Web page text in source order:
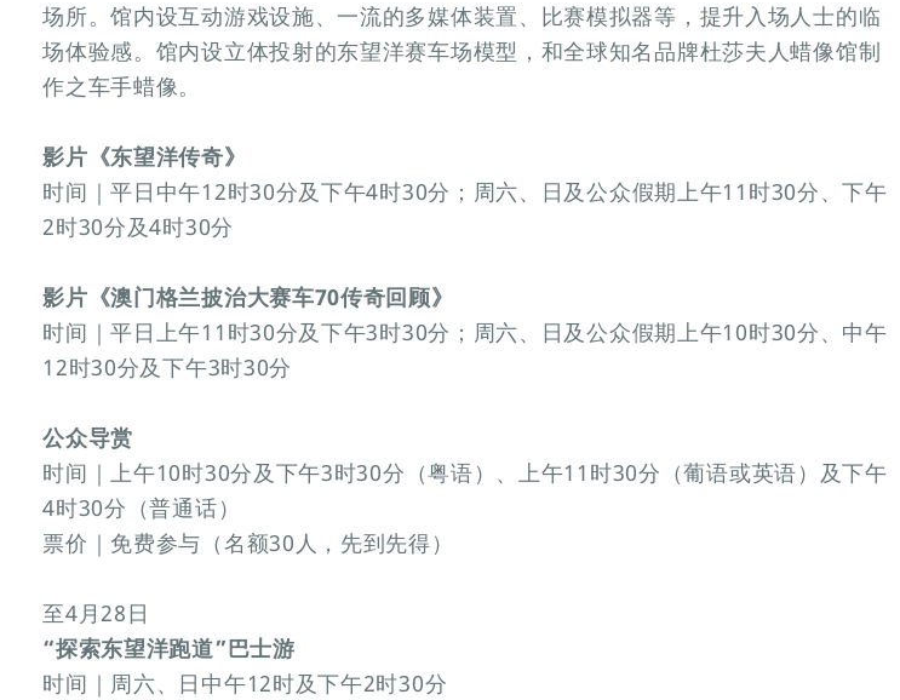
场所。馆内设互动游戏设施、一流的多媒体装置、比赛模拟器等，提升入场人士的临
场体验感。馆内设立体投射的东望洋赛车场模型，和全球知名品牌杜莎夫人蜡像馆制
作之车手蜡像。
影片《东望洋传奇》
时间｜平日中午12时30分及下午4时30分；周六、日及公众假期上午11时30分、下午
2时30分及4时30分
影片《澳门格兰披治大赛车70传奇回顾》
时间｜平日上午11时30分及下午3时30分；周六、日及公众假期上午10时30分、中午
12时30分及下午3时30分
公众导赏
时间｜上午10时30分及下午3时30分（粤语）、上午11时30分（葡语或英语）及下午
4时30分（普通话）
票价｜免费参与（名额30人，先到先得）
至4月28日
“探索东望洋跑道”巴士游
时间｜周六、日中午12时及下午2时30分